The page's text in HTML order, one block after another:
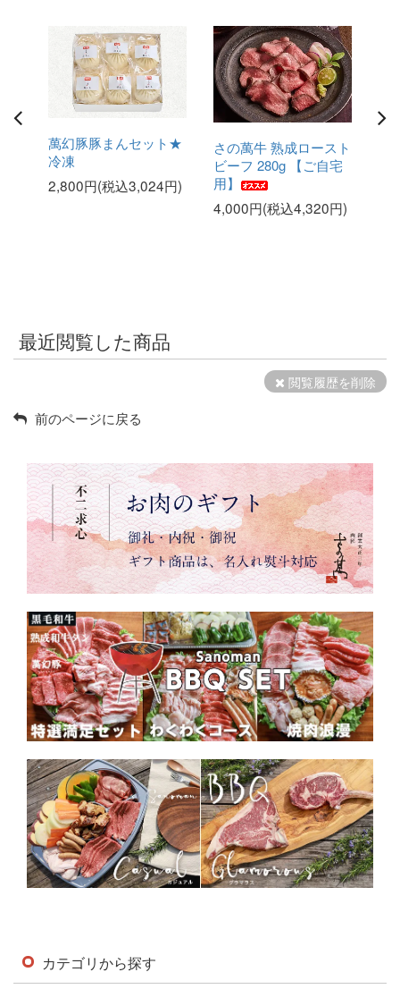
カテゴリから探す
萬幻豚豚まんセット★
冷凍
2,800円(税込3,024円)
さの萬牛 熟成ロースト
ビーフ 280g 【ご自宅
用】
4,000円(税込4,320円)
最近閲覧した商品
閲覧履歴を削除
前のページに戻る